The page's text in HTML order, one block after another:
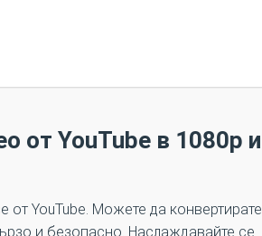
от YouTube в 1080p и
от YouTube. Можете да конвертирате
и безопасно. Наслаждавайте се